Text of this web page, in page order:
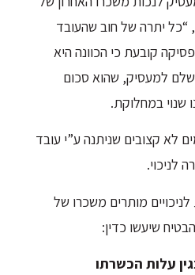
“כל יתרה של חוב שהעובד
קובעת כי הכוונה היא
למעסיק, שהוא סכום
שנוי במחלוקת.
לא קצובים שניתנה ע”י עובד
לניכוי.
מותרים משכרו של
שיעשו כדין:
עלות הכשרתו